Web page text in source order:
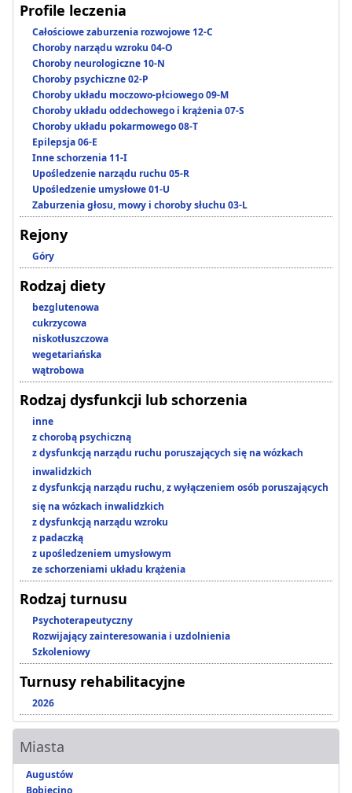
Profile leczenia
Całościowe zaburzenia rozwojowe 12-C
Choroby narządu wzroku 04-O
Choroby neurologiczne 10-N
Choroby psychiczne 02-P
Choroby układu moczowo-płciowego 09-M
Choroby układu oddechowego i krążenia 07-S
Choroby układu pokarmowego 08-T
Epilepsja 06-E
Inne schorzenia 11-I
Upośledzenie narządu ruchu 05-R
Upośledzenie umysłowe 01-U
Zaburzenia głosu, mowy i choroby słuchu 03-L
Rejony
Góry
Rodzaj diety
bezglutenowa
cukrzycowa
niskotłuszczowa
wegetariańska
wątrobowa
Rodzaj dysfunkcji lub schorzenia
inne
z chorobą psychiczną
z dysfunkcją narządu ruchu poruszających się na wózkach
inwalidzkich
z dysfunkcją narządu ruchu, z wyłączeniem osób poruszających
się na wózkach inwalidzkich
z dysfunkcją narządu wzroku
z padaczką
z upośledzeniem umysłowym
ze schorzeniami układu krążenia
Rodzaj turnusu
Psychoterapeutyczny
Rozwijający zainteresowania i uzdolnienia
Szkoleniowy
Turnusy rehabilitacyjne
2026
Miasta
Augustów